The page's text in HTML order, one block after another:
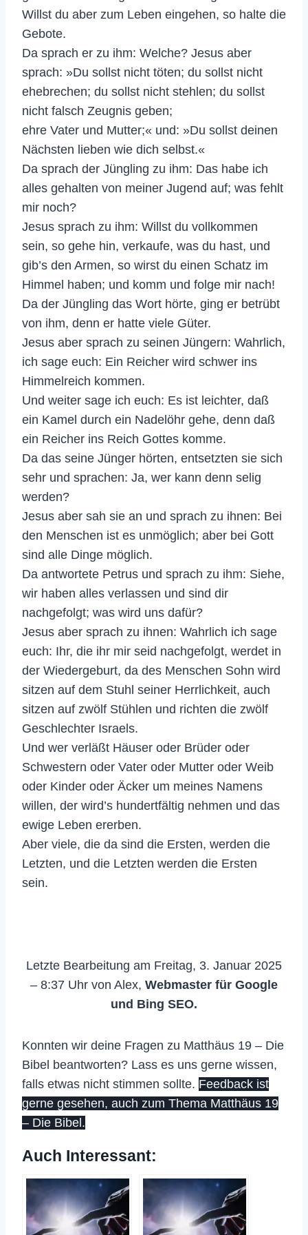
Willst du aber zum Leben eingehen, so halte die
Gebote.
Da sprach er zu ihm: Welche? Jesus aber
sprach: »Du sollst nicht töten; du sollst nicht
ehebrechen; du sollst nicht stehlen; du sollst
nicht falsch Zeugnis geben;
ehre Vater und Mutter;« und: »Du sollst deinen
Nächsten lieben wie dich selbst.«
Da sprach der Jüngling zu ihm: Das habe ich
alles gehalten von meiner Jugend auf; was fehlt
mir noch?
Jesus sprach zu ihm: Willst du vollkommen
sein, so gehe hin, verkaufe, was du hast, und
gib’s den Armen, so wirst du einen Schatz im
Himmel haben; und komm und folge mir nach!
Da der Jüngling das Wort hörte, ging er betrübt
von ihm, denn er hatte viele Güter.
Jesus aber sprach zu seinen Jüngern: Wahrlich,
ich sage euch: Ein Reicher wird schwer ins
Himmelreich kommen.
Und weiter sage ich euch: Es ist leichter, daß
ein Kamel durch ein Nadelöhr gehe, denn daß
ein Reicher ins Reich Gottes komme.
Da das seine Jünger hörten, entsetzten sie sich
sehr und sprachen: Ja, wer kann denn selig
werden?
Jesus aber sah sie an und sprach zu ihnen: Bei
den Menschen ist es unmöglich; aber bei Gott
sind alle Dinge möglich.
Da antwortete Petrus und sprach zu ihm: Siehe,
wir haben alles verlassen und sind dir
nachgefolgt; was wird uns dafür?
Jesus aber sprach zu ihnen: Wahrlich ich sage
euch: Ihr, die ihr mir seid nachgefolgt, werdet in
der Wiedergeburt, da des Menschen Sohn wird
sitzen auf dem Stuhl seiner Herrlichkeit, auch
sitzen auf zwölf Stühlen und richten die zwölf
Geschlechter Israels.
Und wer verläßt Häuser oder Brüder oder
Schwestern oder Vater oder Mutter oder Weib
oder Kinder oder Äcker um meines Namens
willen, der wird’s hundertfältig nehmen und das
ewige Leben ererben.
Aber viele, die da sind die Ersten, werden die
Letzten, und die Letzten werden die Ersten
sein.
Letzte Bearbeitung am Freitag, 3. Januar 2025
– 8:37 Uhr von Alex, Webmaster für Google
und Bing SEO.
Konnten wir deine Fragen zu Matthäus 19 – Die
Bibel beantworten? Lass es uns gerne wissen,
falls etwas nicht stimmen sollte. Feedback ist
gerne gesehen, auch zum Thema Matthäus 19
– Die Bibel.
Auch Interessant: